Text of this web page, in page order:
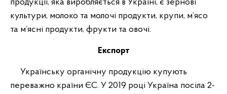
продукції, яка виробляється в Україні, є зернові
культури, молоко та молочі продукти, крупи, м’ясо
та м’ясні продукти, фрукти та овочі.
Експорт
Українську органічну продукцію купують
переважно країни ЄС. У 2019 році Україна посіла 2-